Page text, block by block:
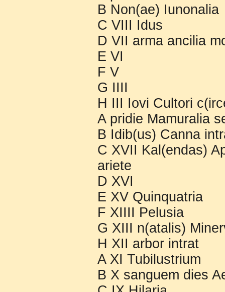
B Non(ae) Iunonalia
C VIII Idus
D VII arma ancilia
E VI
F V
G IIII
H III Iovi Cultori
A pridie Mamuralia
B Idib(us) Canna
C XVII Kal(endas)
ariete
D XVI
E XV Quinquatria
F XIIII Pelusia
G XIII n(atalis)
H XII arbor intrat
A XI Tubilustrium
B X sanguem dies